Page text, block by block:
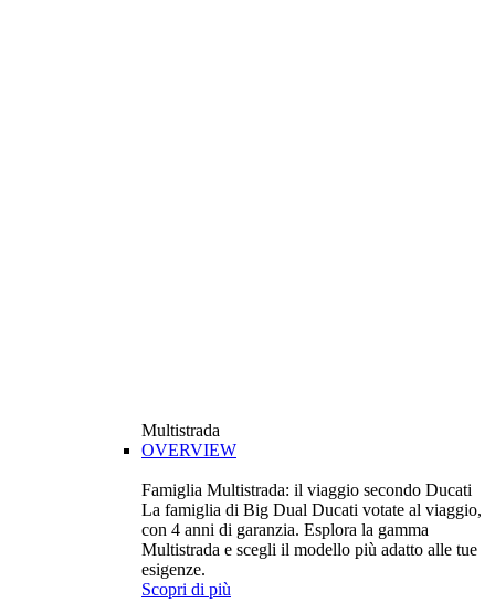
Multistrada
OVERVIEW
Famiglia Multistrada: il viaggio secondo Ducati
La famiglia di Big Dual Ducati votate al viaggio,
con 4 anni di garanzia. Esplora la gamma
Multistrada e scegli il modello più adatto alle tue
esigenze.
Scopri di più